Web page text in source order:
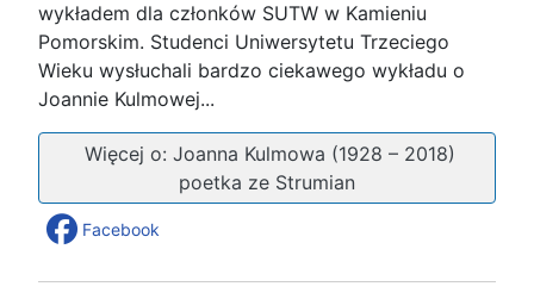
wykładem dla członków SUTW w Kamieniu
Pomorskim. Studenci Uniwersytetu Trzeciego
Wieku wysłuchali bardzo ciekawego wykładu o
Joannie Kulmowej...
Więcej o: Joanna Kulmowa (1928 – 2018)
poetka ze Strumian
Facebook